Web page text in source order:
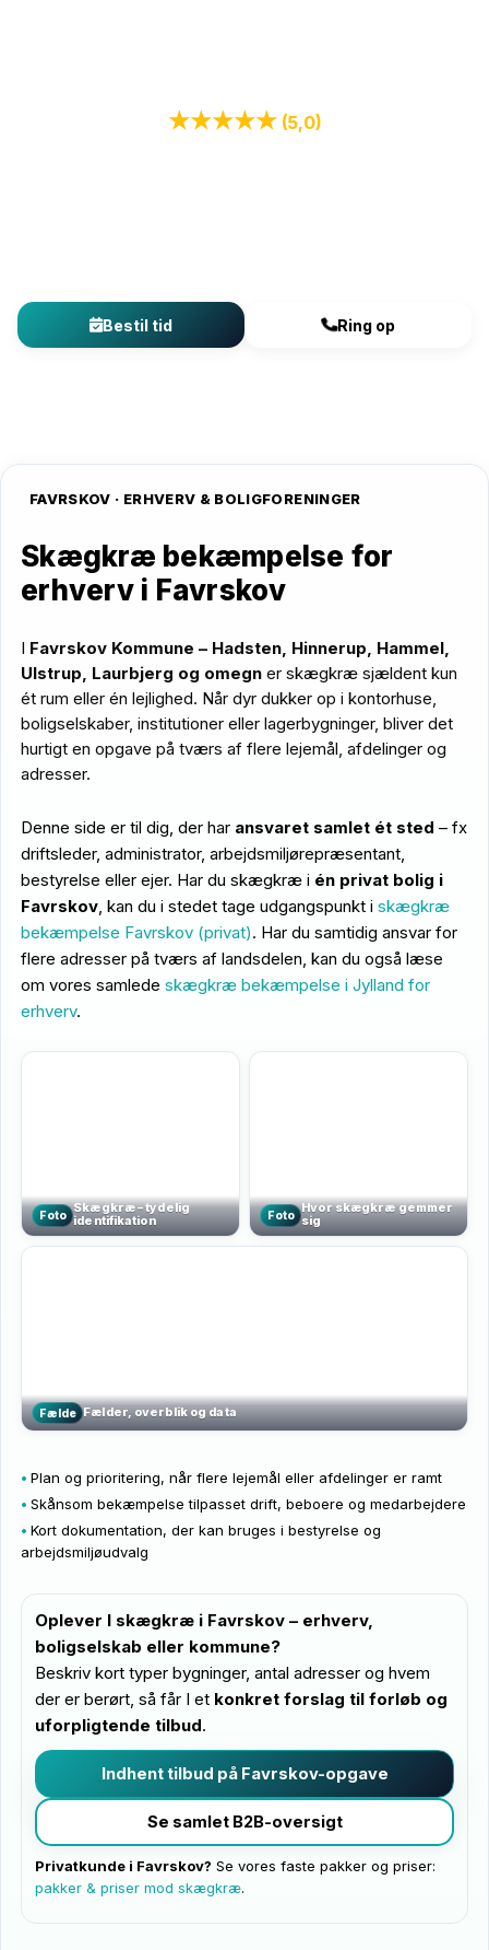
★★★★★ (5,0)
Bestil tid Ring op
FAVRSKOV · ERHVERV & BOLIGFORENINGER
Skægkræ bekæmpelse for
erhverv i Favrskov
I Favrskov Kommune – Hadsten, Hinnerup, Hammel,
Ulstrup, Laurbjerg og omegn er skægkræ sjældent kun
ét rum eller én lejlighed. Når dyr dukker op i kontorhuse,
boligselskaber, institutioner eller lagerbygninger, bliver det
hurtigt en opgave på tværs af flere lejemål, afdelinger og
adresser.
Denne side er til dig, der har ansvaret samlet ét sted – fx
driftsleder, administrator, arbejdsmiljørepræsentant,
bestyrelse eller ejer. Har du skægkræ i én privat bolig i
Favrskov, kan du i stedet tage udgangspunkt i skægkræ
bekæmpelse Favrskov (privat). Har du samtidig ansvar for
flere adresser på tværs af landsdelen, kan du også læse
om vores samlede skægkræ bekæmpelse i Jylland for
erhverv.
Foto Skægkræ – tydelig
identifikation
Foto Hvor skægkræ gemmer
sig
Fælde Fælder, overblik og data
Plan og prioritering, når flere lejemål eller afdelinger er ramt
Skånsom bekæmpelse tilpasset drift, beboere og medarbejdere
Kort dokumentation, der kan bruges i bestyrelse og
arbejdsmiljøudvalg
Oplever I skægkræ i Favrskov – erhverv,
boligselskab eller kommune?
Beskriv kort typer bygninger, antal adresser og hvem
der er berørt, så får I et konkret forslag til forløb og
uforpligtende tilbud.
Indhent tilbud på Favrskov-opgave
Se samlet B2B-oversigt
Privatkunde i Favrskov? Se vores faste pakker og priser:
pakker & priser mod skægkræ.